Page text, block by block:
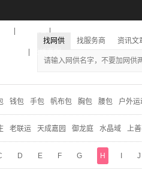
找网供 找服务商 资讯文
钱包 手包 帆布包 胸包 腰包 户外运
老联运 天成嘉园 御龙庭 水晶域 上
D E F G H J